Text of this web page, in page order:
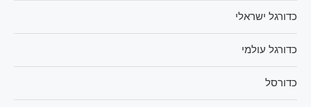
כדורגל ישראלי
כדורגל עולמי
כדורסל